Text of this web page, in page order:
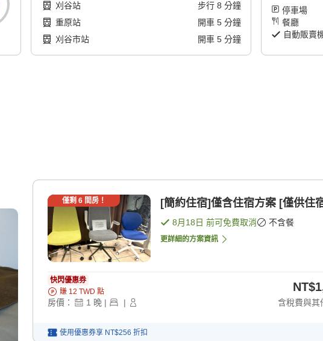
刈谷站 步行 8 分鐘
重原站
開車 5分鐘
刈谷市站
開車 5分鐘
停車場
餐廳
自動販賣
僅剩 6間房！ [簡約住宿]僅含住宿方案 [僅供住
8月18日 前可免費取消 不含餐
更詳細的方案資訊
快閃優惠券
賺 12 TWD 點
房價： 1 晚 | | 含稅費與其
使用優惠券享 NT$256 折扣